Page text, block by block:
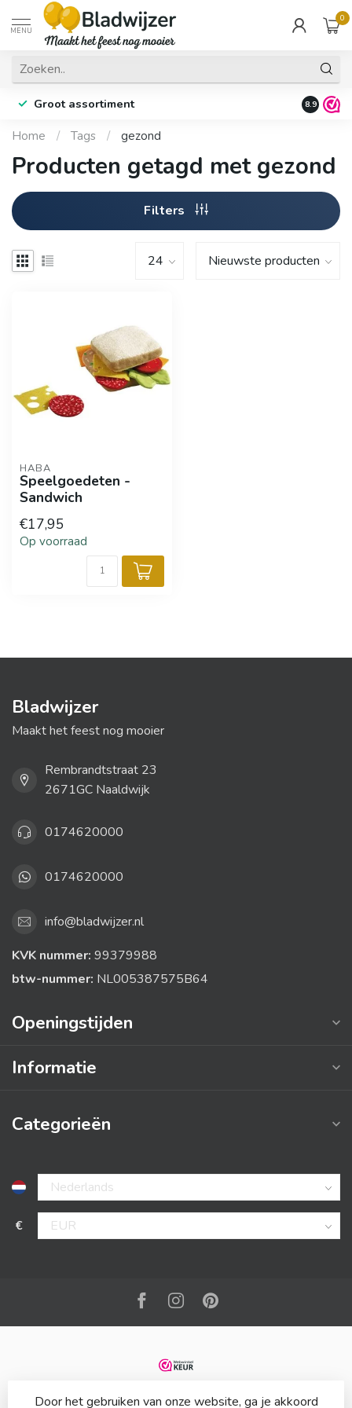
MENU
0
Groot assortiment Fysieke
8.9
Home / Tags / gezond
Producten getagd met gezond
Filters
HABA
Speelgoedeten -
Sandwich
€17,95
Op voorraad
Bladwijzer
Maakt het feest nog mooier
Rembrandtstraat 23
2671GC Naaldwijk
0174620000
0174620000
info@bladwijzer.nl
KVK nummer: 99379988
btw-nummer: NL005387575B64
Openingstijden
Informatie
Categorieën
€
Door het gebruiken van onze website, ga je akkoord